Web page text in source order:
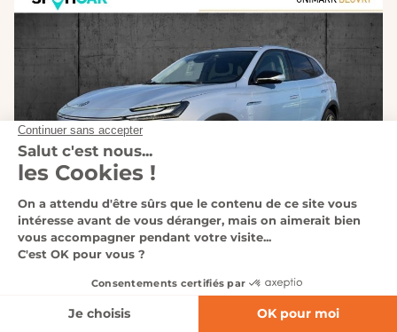
Affinez votre recherche
BEUVRY
MG MOTOR - MARVEL R